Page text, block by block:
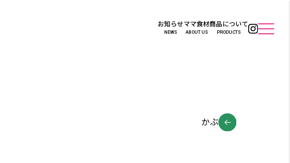
お知らせ
NEWS
ママ食材
ABOUT US
商品について
PRODUCTS
かぶ